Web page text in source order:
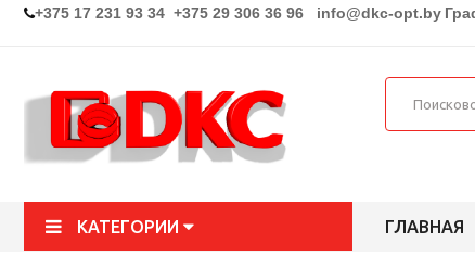
+375 17 231 93 34 +375 29 306 36 96 info@dkc-opt.by
КАТЕГОРИИ ГЛАВНАЯ